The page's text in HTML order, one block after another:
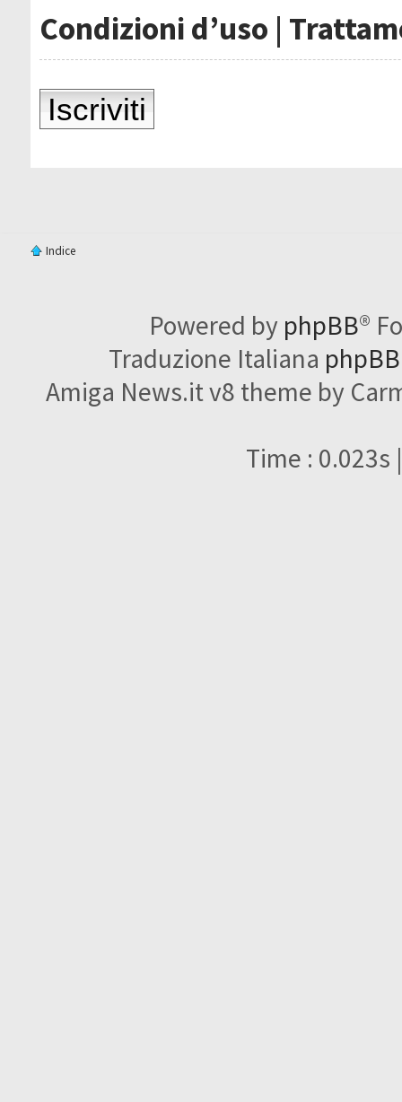
Condizioni d’uso |
Iscriviti
Indice
Powered by phpBB®
Traduzione Italiana
Amiga News.it v8 theme by
Time : 0.023s